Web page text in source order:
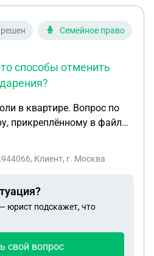
Семейное право
способы отменить
Вопрос по
прикреплённому в файлы,
Моя мама
своему бывшему мужу.
сын,
Вопросы по
Клиент, г. Москва
юрист подскажет, что
свой вопрос